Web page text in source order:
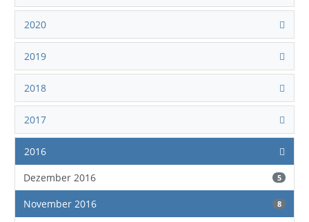
2020
2019
2018
2017
2016
Dezember 2016
5
November 2016 8